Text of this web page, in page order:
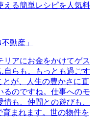
える簡単レシピを人気料
動産」
リアにお金をかけてゲス
自らも。もっとも過ごす
とが、人生の豊かさに直
るのですね。仕事へのモ
も、仲間との遊びも、
育まれます。世の物件を